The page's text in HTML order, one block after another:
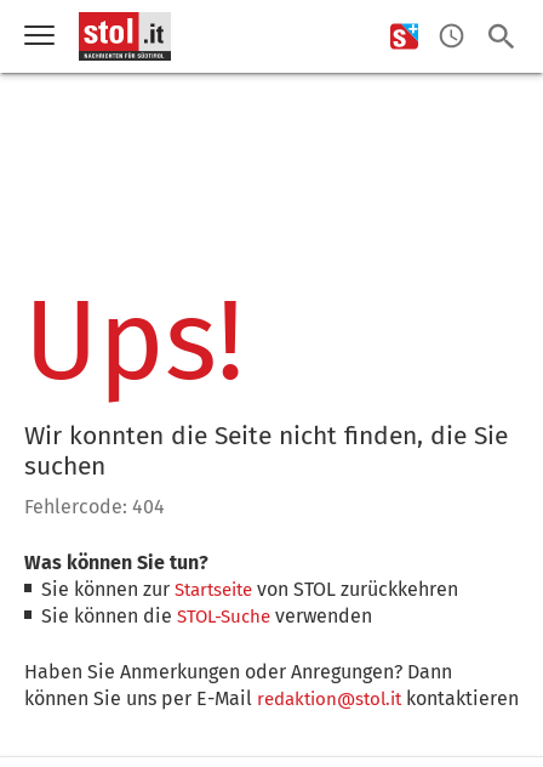
Ups!
Wir konnten die Seite nicht finden, die Sie
suchen
Fehlercode: 404
Was können Sie tun?
Sie können zurStartseite von STOL zurückkehren
Sie können dieSTOL-Suche verwenden
Haben Sie Anmerkungen oder Anregungen? Dann
können Sie uns per E-Mail redaktion@stol.itkontaktieren